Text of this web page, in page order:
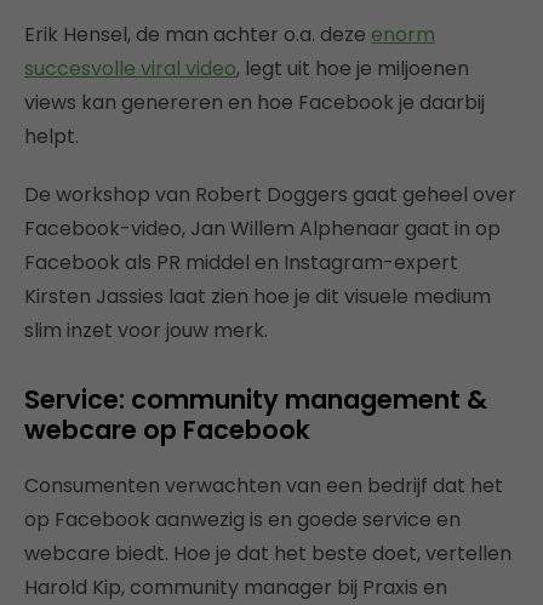
Erik Hensel, de man achter o.a. deze enorm
succesvolle viral video, legt uit hoe je miljoenen
views kan genereren en hoe Facebook je daarbij
helpt.
De workshop van Robert Doggers gaat geheel over
Facebook-video, Jan Willem Alphenaar gaat in op
Facebook als PR middel en Instagram-expert
Kirsten Jassies laat zien hoe je dit visuele medium
slim inzet voor jouw merk.
Service: community management &
webcare op Facebook
Consumenten verwachten van een bedrijf dat het
op Facebook aanwezig is en goede service en
webcare biedt. Hoe je dat het beste doet, vertellen
Harold Kip, community manager bij Praxis en